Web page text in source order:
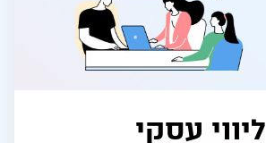
ליווי עסקי